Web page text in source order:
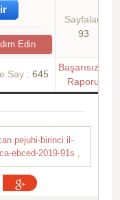
Edin
Sayfalar:
93
Say : 645
Başarısızlık
Raporu
pejuhi-birinci il-
ebced-2019-91s